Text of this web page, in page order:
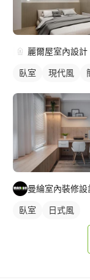
麗爾屋室內設計
臥室 現代風
曼綸室內裝修設
臥室 日式風